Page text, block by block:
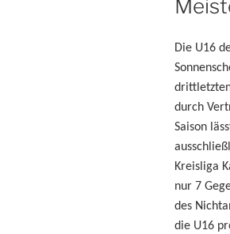
Die U16
durch
Saison
Kreisliga
nur 7
des
die U16